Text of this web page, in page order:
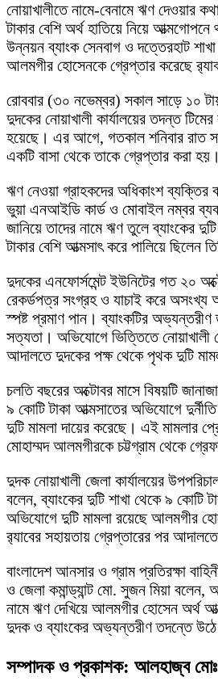
নোয়াখালীতে নামে-বেনামে ঋণ দেওয়ার
টাকার বেশি অর্থ হাতিয়ে নিয়ে
উন্নয়ন ব্যাংক সেনবাগ ও দত্তেরহাট
আলমগীর হোসেনকে গ্রেপ্তার করেছে
রোববার (৩০ নভেম্বর) সকাল সাড়ে ১০
দুদকের নোয়াখালী কার্যালয়ের তদন্ত
হয়েছে। এর আগে, গতকাল শনিবার রাত
একটি বাসা থেকে তাকে গ্রেপ্তার করা হয়।
ঋণ নেওয়া গ্রাহকদের অধিকাংশ ব্যক্তির
ভুয়া এনআইডি কার্ড ও মোবাইল নম্বর
জানিয়ে তাদের নামে ঋণ তুলে ব্যাংকের
টাকার বেশি আত্মসাৎ করে পালিয়ে ছিলেন
দুদকের এনফোর্সমেন্ট ইউনিটের গত ২০
রেকর্ডপত্র সংগ্রহ ও যাচাই করে অসংখ্য
স্পষ্ট প্রমাণ পান। ব্যাংকটির
সত্যতা। অভিযোগে ভিত্তিতে নোয়াখালী
আদালতে দুদকের পক্ষ থেকে পৃথক দুটি
চলতি বছরের অক্টোবর মাসে বিষয়টি
৯ কোটি টাকা আত্মসাতের অভিযোগে
দুটি মামলা দায়ের করেছে। এই মামলার
মোহাম্মদ আলমগীরকে চট্টগ্রাম থেকে
দুদক নোয়াখালী জেলা কার্যালয়ের
বলেন, ব্যাংকের দুটি শাখা থেকে ৯ কোটি
অভিযোগে দুটি মামলা রয়েছে আলমগীর
র‍্যাবের সহায়তায় গ্রেপ্তারের পর
বাংলাদেশ আনসার ও গ্রাম প্রতিরক্ষা
ও জেলা কমান্ড্যান্ট মো. সুজন মিয়া বলেন,
নামে ঋণ দেখিয়ে আলমগীর হোসেন অর্থ
দুদক ও ব্যাংকের অভ্যন্তরীণ তদন্তে
সম্পাদক ও প্রকাশক: আলহাজ্ব